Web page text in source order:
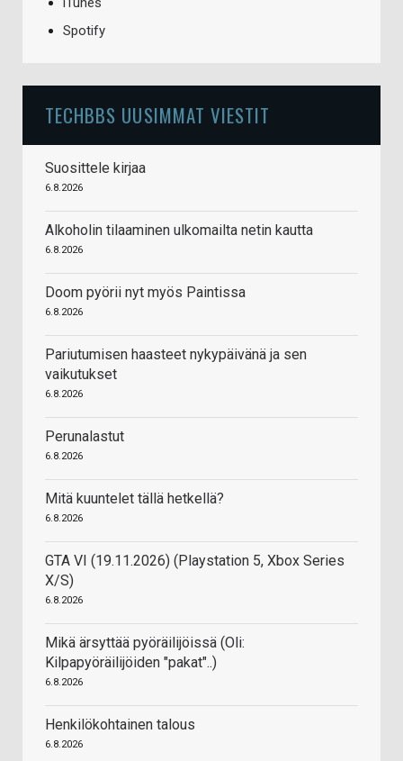
Spotify
TECHBBS UUSIMMAT VIESTIT
Suosittele kirjaa
6.8.2026
Alkoholin tilaaminen ulkomailta netin kautta
6.8.2026
Doom pyörii nyt myös Paintissa
6.8.2026
Pariutumisen haasteet nykypäivänä ja sen
vaikutukset
6.8.2026
Perunalastut
6.8.2026
Mitä kuuntelet tällä hetkellä?
6.8.2026
GTA VI (19.11.2026) (Playstation 5, Xbox Series
X/S)
6.8.2026
Mikä ärsyttää pyöräilijöissä (Oli:
Kilpapyöräilijöiden "pakat"..)
6.8.2026
Henkilökohtainen talous
6.8.2026